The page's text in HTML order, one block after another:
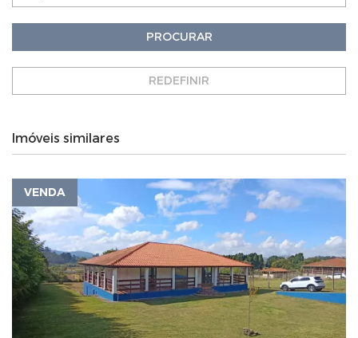
PROCURAR
REDEFINIR
Imóveis similares
VENDA